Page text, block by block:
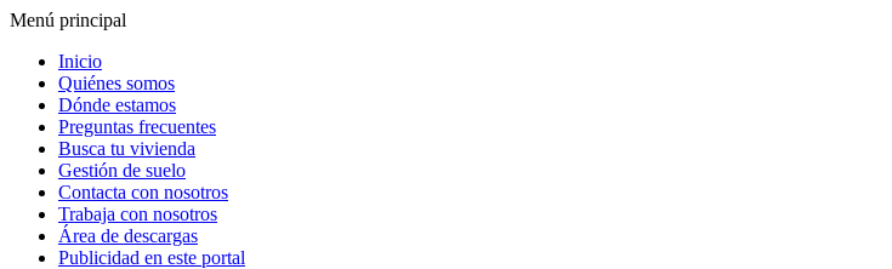
Menú principal
Inicio
Quiénes somos
Dónde estamos
Preguntas frecuentes
Busca tu vivienda
Gestión de suelo
Contacta con nosotros
Trabaja con nosotros
Área de descargas
Publicidad en este portal